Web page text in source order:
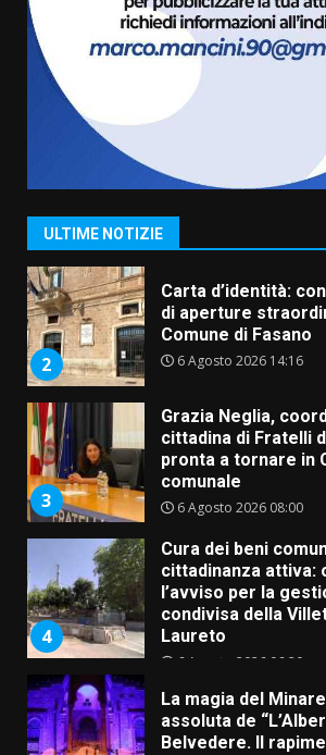
ULTIME NOTIZIE
Truffatori in azione
frazioni fasanesi
5 Agosto 2026 11:03
1
Fasanese ferito a
da fuoco
6 Agosto 2026 18:13
2
Carta d’identità:
di aperture
Comune di Fasano
6 Agosto 2026 14:16
3
Grazia Neglia,
cittadina di Fratelli
pronta a tornare in
comunale
6 Agosto 2026 08:00
4
Cura dei beni
cittadinanza attiva:
l’avviso per la
condivisa della
Laureto
6 Agosto 2026 06:20
La magia del
assoluta de
Belvedere. Il